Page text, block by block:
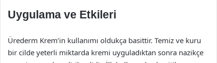
Uygulama ve Etkileri
Ürederm Krem’in kullanımı oldukça basittir. Temiz ve kuru
bir cilde yeterli miktarda kremi uyguladıktan sonra nazikçe